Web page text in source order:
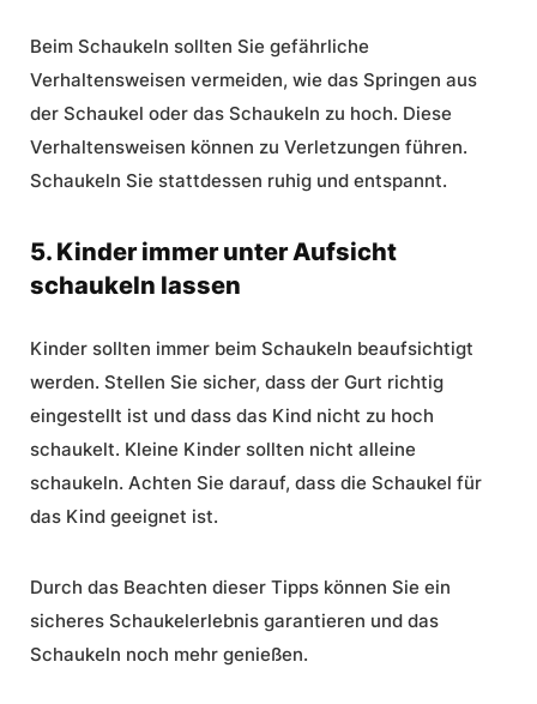
Beim Schaukeln sollten Sie gefährliche
Verhaltensweisen vermeiden, wie das Springen aus
der Schaukel oder das Schaukeln zu hoch. Diese
Verhaltensweisen können zu Verletzungen führen.
Schaukeln Sie stattdessen ruhig und entspannt.
5. Kinder immer unter Aufsicht
schaukeln lassen
Kinder sollten immer beim Schaukeln beaufsichtigt
werden. Stellen Sie sicher, dass der Gurt richtig
eingestellt ist und dass das Kind nicht zu hoch
schaukelt. Kleine Kinder sollten nicht alleine
schaukeln. Achten Sie darauf, dass die Schaukel für
das Kind geeignet ist.
Durch das Beachten dieser Tipps können Sie ein
sicheres Schaukelerlebnis garantieren und das
Schaukeln noch mehr genießen.